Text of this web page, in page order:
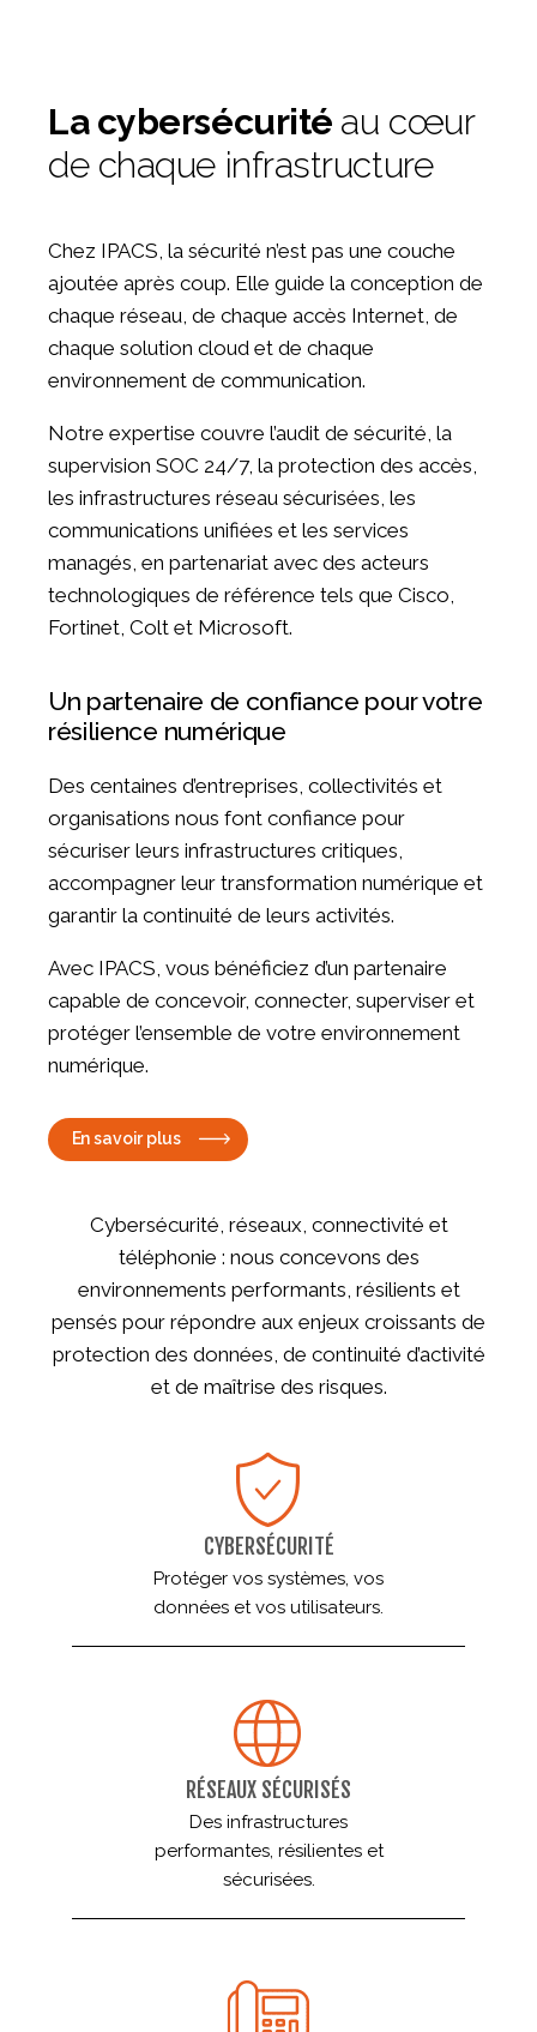
La cybersécurité au cœur
de chaque infrastructure
Chez IPACS, la sécurité n’est pas une couche
ajoutée après coup. Elle guide la conception de
chaque réseau, de chaque accès Internet, de
chaque solution cloud et de chaque
environnement de communication.
Notre expertise couvre l’audit de sécurité, la
supervision SOC 24/7, la protection des accès,
les infrastructures réseau sécurisées, les
communications unifiées et les services
managés, en partenariat avec des acteurs
technologiques de référence tels que Cisco,
Fortinet, Colt et Microsoft.
Un partenaire de confiance pour votre
résilience numérique
Des centaines d’entreprises, collectivités et
organisations nous font confiance pour
sécuriser leurs infrastructures critiques,
accompagner leur transformation numérique et
garantir la continuité de leurs activités.
Avec IPACS, vous bénéficiez d’un partenaire
capable de concevoir, connecter, superviser et
protéger l’ensemble de votre environnement
numérique.
En savoir plus
Cybersécurité, réseaux, connectivité et
téléphonie : nous concevons des
environnements performants, résilients et
pensés pour répondre aux enjeux croissants de
protection des données, de continuité d’activité
et de maîtrise des risques.
CYBERSÉCURITÉ
Protéger vos systèmes, vos
données et vos utilisateurs.
RÉSEAUX SÉCURISÉS
Des infrastructures
performantes, résilientes et
sécurisées.